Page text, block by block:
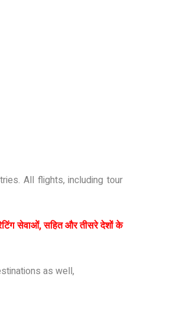
All flights, including tour
सेवाओं, सहित और तीसरे देशों के
as well,